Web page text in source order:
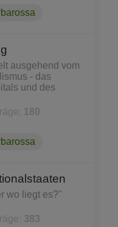
ausgehend vom
- das
und des
180
wo liegt es?"
383